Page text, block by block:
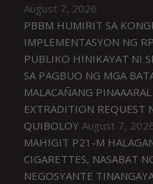
August 7, 2026
PBBM HUMIRIT SA
IMPLEMENTASYON NG
PUBLIKO HINIKAYAT NI
SA PAGBUO NG MGA
MALACAÑANG
EXTRADITION REQUEST
QUIBOLOY August 7,
MAHIGIT P21-M
CIGARETTES, NASABAT
NEGOSYANTE